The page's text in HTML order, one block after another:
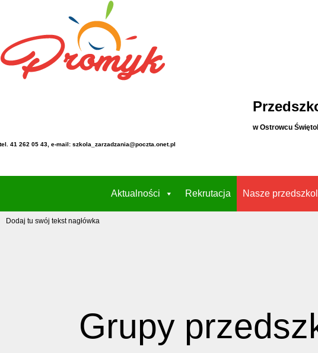
w Ostrowcu
41 262 05 43, e-mail: szkola_zarzadzania@poczta.onet.pl
Aktualności Rekrutacja Nasze
Dodaj tu swój tekst nagłówka
Grupy